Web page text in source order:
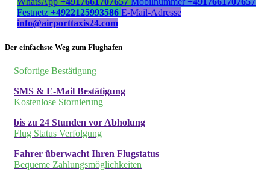
Festnetz +4922125993586 E-Mail-Adresse
info@airporttaxis24.com
Der einfachste Weg zum Flughafen
Sofortige Bestätigung
SMS & E-Mail Bestätigung
Kostenlose Stornierung
bis zu 24 Stunden vor Abholung
Flug Status Verfolgung
Fahrer überwacht Ihren Flugstatus
Bequeme Zahlungsmöglichkeiten